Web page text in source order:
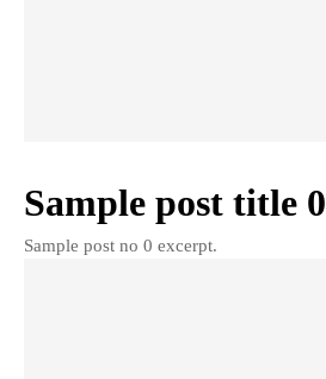
Sample post title 0
Sample post no 0 excerpt.